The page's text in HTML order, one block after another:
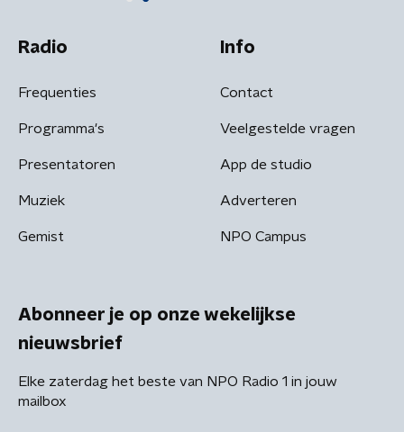
Radio
Frequenties
Programma's
Presentatoren
Muziek
Gemist
Info
Contact
Veelgestelde vragen
App de studio
Adverteren
NPO Campus
Abonneer je op onze wekelijkse
nieuwsbrief
Elke zaterdag het beste van NPO Radio 1 in jouw
mailbox